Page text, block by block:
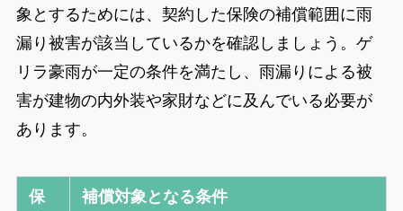
象とするためには、契約した保険の補償範囲に雨
漏り被害が該当しているかを確認しましょう。ゲ
リラ豪雨が一定の条件を満たし、雨漏りによる被
害が建物の内外装や家財などに及んでいる必要が
あります。
保
補償対象となる条件